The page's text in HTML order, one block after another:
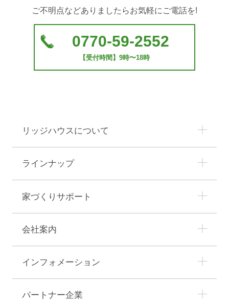
ご不明点などありましたらお気軽にご電話を!
0770-59-2552
【受付時間】9時〜18時
リッジハウスについて
ラインナップ
家づくりサポート
会社案内
インフォメーション
パートナー企業